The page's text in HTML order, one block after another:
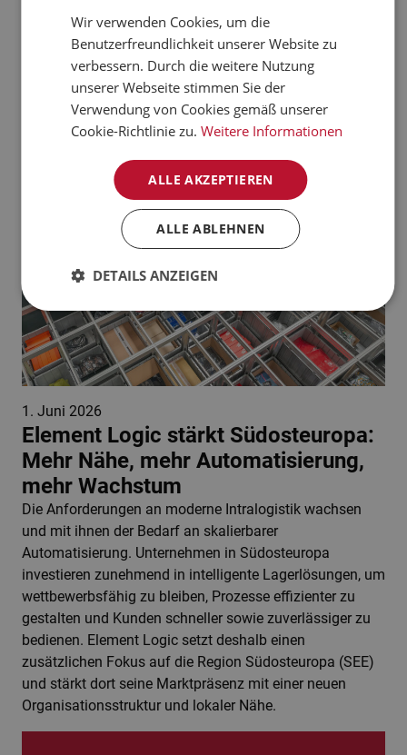
verarbeiten kann.
Jetzt mehr erfahren
Aktuelle News:
1. Juni 2026
Element Logic stärkt Südosteuropa:
Mehr Nähe, mehr Automatisierung,
mehr Wachstum
Die Anforderungen an moderne Intralogistik wachsen
und mit ihnen der Bedarf an skalierbarer
Automatisierung. Unternehmen in Südosteuropa
investieren zunehmend in intelligente Lagerlösungen, um
wettbewerbsfähig zu bleiben, Prozesse effizienter zu
gestalten und Kunden schneller sowie zuverlässiger zu
bedienen. Element Logic setzt deshalb einen
zusätzlichen Fokus auf die Region Südosteuropa (SEE)
und stärkt dort seine Marktpräsenz mit einer neuen
Organisationsstruktur und lokaler Nähe.
FRENCH
DANISH
POLISH
ITALIAN
ENGLISH
Wir verwenden Cookies, um die
Benutzerfreundlichkeit unserer Website zu
verbessern. Durch die weitere Nutzung
unserer Webseite stimmen Sie der
Verwendung von Cookies gemäß unserer
Cookie-Richtlinie zu. Weitere Informationen
ALLE AKZEPTIEREN
ALLE ABLEHNEN
DETAILS ANZEIGEN